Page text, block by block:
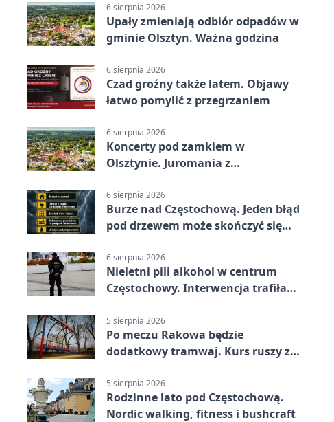
6 sierpnia 2026
Upały zmieniają odbiór odpadów w
gminie Olsztyn. Ważna godzina
6 sierpnia 2026
Czad groźny także latem. Objawy
łatwo pomylić z przegrzaniem
6 sierpnia 2026
Koncerty pod zamkiem w
Olsztynie. Juromania z
6 sierpnia 2026
Burze nad Częstochową. Jeden błąd
pod drzewem może skończyć się
6 sierpnia 2026
Nieletni pili alkohol w centrum
Częstochowy. Interwencja trafiła
5 sierpnia 2026
Po meczu Rakowa będzie
dodatkowy tramwaj. Kurs ruszy ze
5 sierpnia 2026
Rodzinne lato pod Częstochową.
Nordic walking, fitness i bushcraft